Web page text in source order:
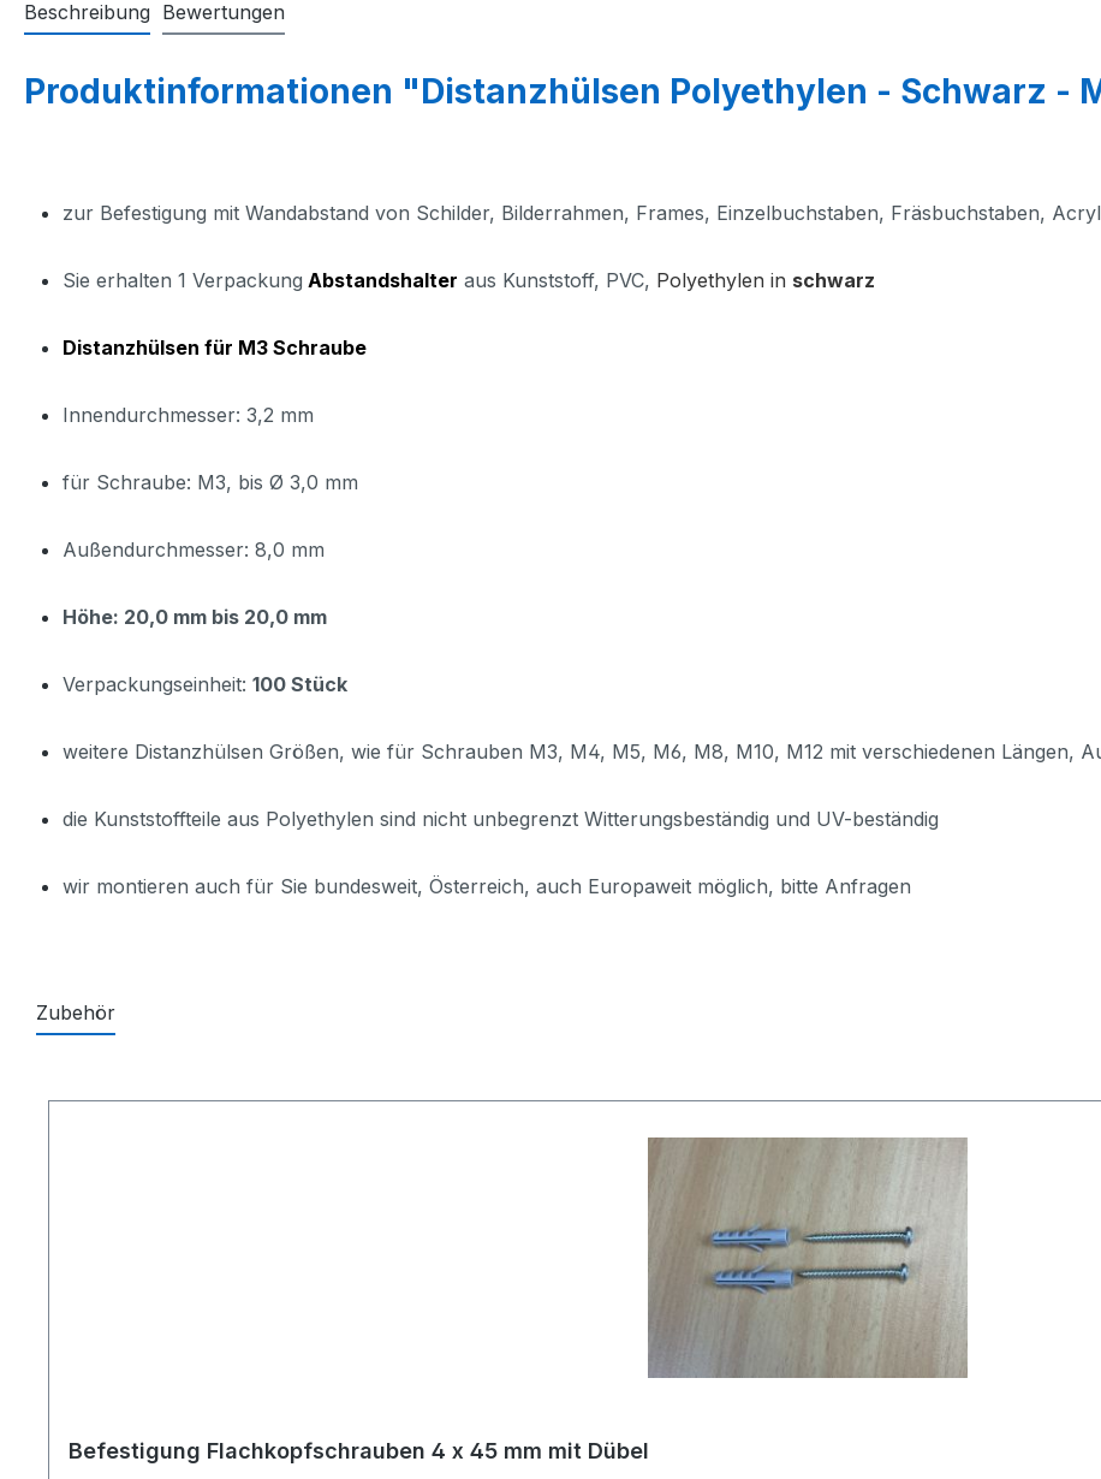
Beschreibung Bewertungen
Produktinformationen "Distanzhülsen Polyethylen - Schwarz -
zur Befestigung mit Wandabstand von Schilder, Bilderrahmen, Frames, Einzelbuchstaben, Fräsbuchstaben,
Sie erhalten 1 Verpackung Abstandshalter aus Kunststoff, PVC, Polyethylen in schwarz
Distanzhülsen für M3 Schraube
Innendurchmesser: 3,2 mm
für Schraube: M3, bis Ø 3,0 mm
Außendurchmesser: 8,0 mm
Höhe: 20,0 mm bis 20,0 mm
Verpackungseinheit: 100 Stück
weitere Distanzhülsen Größen, wie für Schrauben M3, M4, M5, M6, M8, M10, M12 mit verschiedenen Längen,
die Kunststoffteile aus Polyethylen sind nicht unbegrenzt Witterungsbeständig und UV-beständig
wir montieren auch für Sie bundesweit, Österreich, auch Europaweit möglich, bitte Anfragen
Zubehör
Befestigung Flachkopfschrauben 4 x 45 mm mit Dübel